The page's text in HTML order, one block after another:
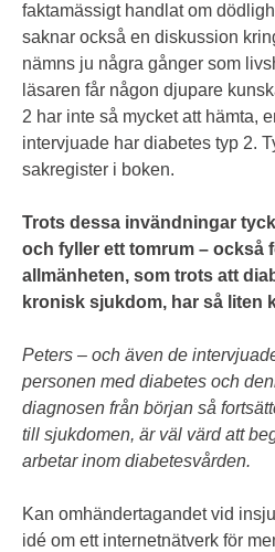
faktamässigt handlat om
saknar också en diskussion
nämns ju några gånger som
läsaren får någon djupare
2 har inte så mycket att hämta,
intervjuade har diabetes typ 2.
sakregister i boken.
Trots dessa invändningar
och fyller ett tomrum – också
allmänheten, som trots att
kronisk sjukdom, har så liten
Peters – och även de
personen med diabetes och
diagnosen från början så
till sjukdomen, är väl värd att
arbetar inom diabetesvården.
Kan omhändertagandet vid
idé om ett internetnätverk för